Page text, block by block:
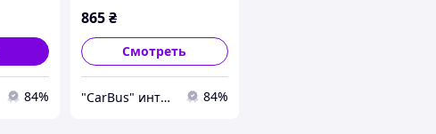
84%
865 ₴
Смотреть
"CarBus" интернет-магазин запчастей 84%